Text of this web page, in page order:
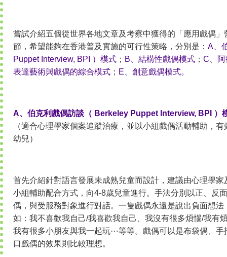
嘗試介紹五個從世界各地文章及考察中獲得的「應用戲偶
節，希望能夠在香港普及實施的可行性策略，分別是： A、
Puppet Interview, BPI ）模式 ； B、結構性戲偶模式 ； C、
表達藝術與戲偶的綜合模式 ； E、創意戲偶模式。
A、伯克利戲偶訪談（ Berkeley Puppet Interview, BPI ）
（適合心理學家個案追蹤治療，並以小組戲偶活動輔助，
幼兒）
首先介紹針對語言發展未成熟兒童而設計，建議由心理學
小組輔助配合方式，向4-8歲兒童進行。手法分別以正、反
偶，與受服務對象進行對話。一隻戲偶永遠是說出負面想
如：我不喜歡我自己/我喜歡我自己、我沒有很多煩惱/我有
我有很多小朋友與我一起玩⋯等等。戲偶可以是布袋偶、手
口戲偶的效果則比較理想。